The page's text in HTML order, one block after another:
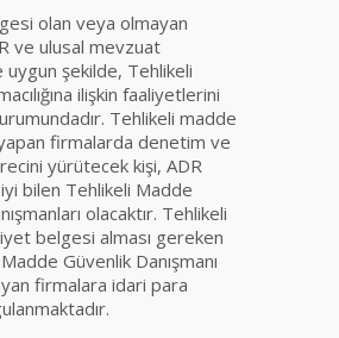
olan veya olmayan
ve ulusal mevzuat
uygun şekilde, Tehlikeli
ilişkin faaliyetlerini
Tehlikeli madde
yapan firmalarda denetim ve
yürütecek kişi, ADR
bilen Tehlikeli Madde
olacaktır. Tehlikeli
belgesi alması gereken
Güvenlik Danışmanı
firmalara idari para